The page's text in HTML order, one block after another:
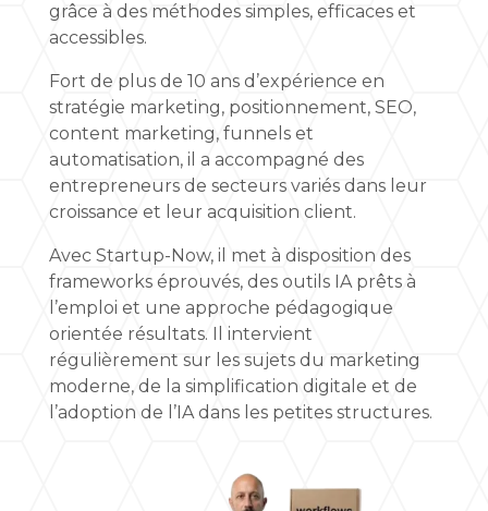
grâce à des méthodes simples, efficaces et
accessibles.
Fort de plus de 10 ans d’expérience en
stratégie marketing, positionnement, SEO,
content marketing, funnels et
automatisation, il a accompagné des
entrepreneurs de secteurs variés dans leur
croissance et leur acquisition client.
Avec Startup-Now, il met à disposition des
frameworks éprouvés, des outils IA prêts à
l’emploi et une approche pédagogique
orientée résultats. Il intervient
régulièrement sur les sujets du marketing
moderne, de la simplification digitale et de
l’adoption de l’IA dans les petites structures.